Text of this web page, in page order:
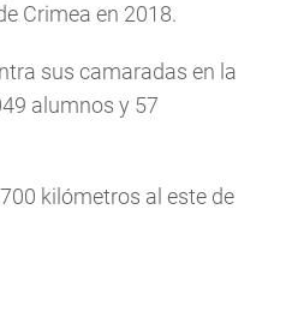
Crimea en 2018.
sus camaradas en la
alumnos y 57
kilómetros al este de